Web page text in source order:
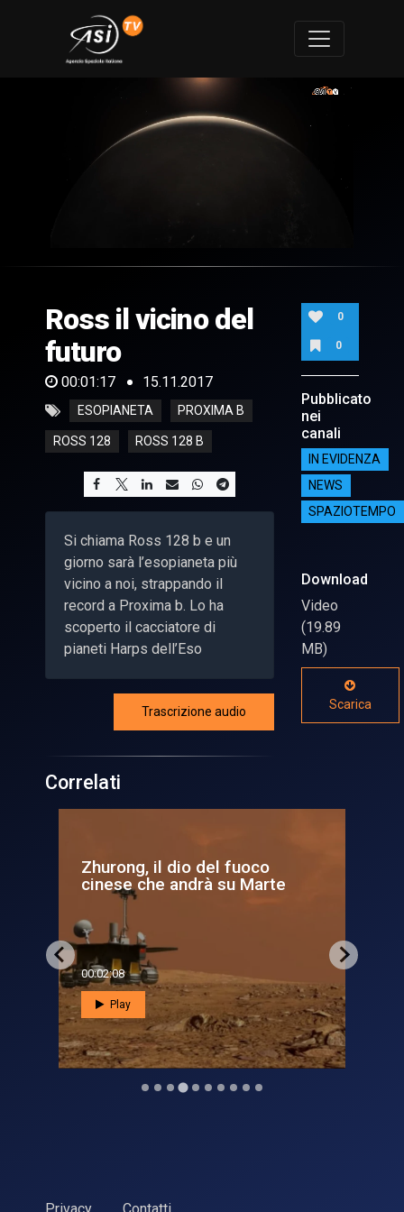
of
17
seconds
Ross il vicino del
futuro
00:01:17 15.11.2017
ESOPIANETA PROXIMA B
ROSS 128 ROSS 128 B
Si chiama Ross 128 b e un
giorno sarà l’esopianeta più
vicino a noi, strappando il
record a Proxima b. Lo ha
scoperto il cacciatore di
pianeti Harps dell’Eso
Trascrizione audio
0
0
Pubblicato
nei
canali
IN EVIDENZA
NEWS
SPAZIOTEMPO
Download
Video
(19.89
MB)
Scarica
Correlati
dio del fuoco
andrà su Marte
Pulsar - Il ciclo del ghiaccio su
67P
00:08:01
Play
Privacy Contatti